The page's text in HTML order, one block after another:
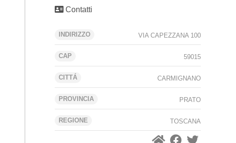
Contatti
INDIRIZZO VIA CAPEZZANA 100
CAP 59015
CITTÁ CARMIGNANO
PROVINCIA PRATO
REGIONE TOSCANA